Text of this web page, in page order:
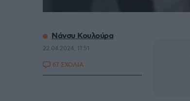
Νάνσυ Κουλούρα
22.04.2024, 11:51
67 ΣΧΟΛΙΑ